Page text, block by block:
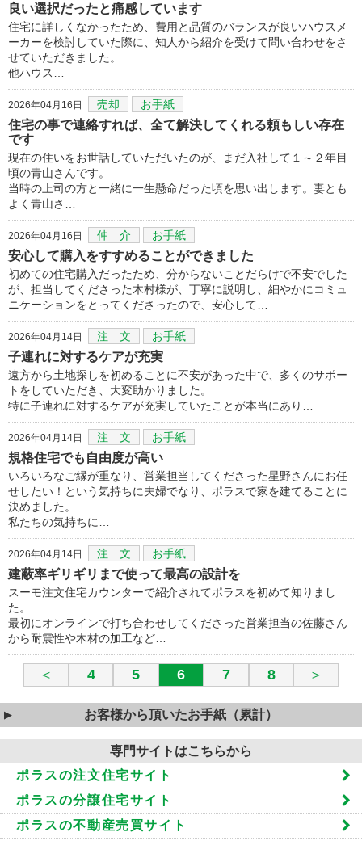
良い選択だったと痛感しています
住宅に詳しくなかったため、費用と品質のバランスが良いハウスメ
ーカーを検討していた際に、知人から紹介を受けて問い合わせをさ
せていただきました。
他ハウス…
2026年04月16日 売却 お手紙
住宅の事で連絡すれば、全て解決してくれる頼もしい存在
です
現在の住いをお世話していただいたのが、まだ入社して１～２年目
頃の青山さんです。
当時の上司の方と一緒に一生懸命だった頃を思い出します。妻とも
よく青山さ…
2026年04月16日 仲 介 お手紙
安心して購入をすすめることができました
初めての住宅購入だったため、分からないことだらけで不安でした
が、担当してくださった木村様が、丁寧に説明し、細やかにコミュ
ニケーションをとってくださったので、安心して…
2026年04月14日 注 文 お手紙
子連れに対するケアが充実
遠方から土地探しを初めることに不安があった中で、多くのサポー
トをしていただき、大変助かりました。
特に子連れに対するケアが充実していたことが本当にあり…
2026年04月14日 注 文 お手紙
規格住宅でも自由度が高い
いろいろなご縁が重なり、営業担当してくださった星野さんにお任
せしたい！という気持ちに夫婦でなり、ポラスで家を建てることに
決めました。
私たちの気持ちに…
2026年04月14日 注 文 お手紙
建蔽率ギリギリまで使って最高の設計を
スーモ注文住宅カウンターで紹介されてポラスを初めて知りまし
た。
最初にオンラインで打ち合わせしてくださった営業担当の佐藤さん
から耐震性や木材の加工など…
＜ 4 5 6 7 8 ＞
お客様から頂いたお手紙（累計）
専門サイトはこちらから
ポラスの注文住宅サイト
ポラスの分譲住宅サイト
ポラスの不動産売買サイト